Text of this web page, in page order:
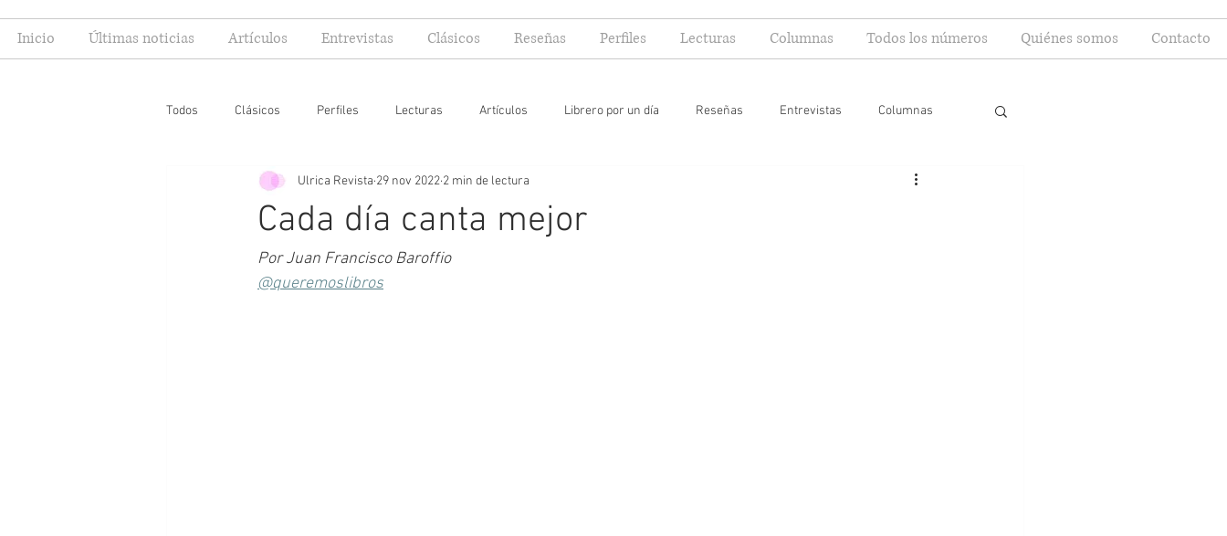
Inicio Últimas noticias Artículos Entrevistas Clásicos Reseñas Perfiles Lecturas Columnas Todos los números Quiénes somos Contacto
Todos Clásicos Perfiles Lecturas Artículos Librero por un día Reseñas Entrevistas Columnas
Editoriales Especial FIL Mi yo lector
Cada día canta mejor
Ulrica Revista 29 nov 2022 2 min de lectura
Por Juan Francisco Baroffio
@queremoslibros